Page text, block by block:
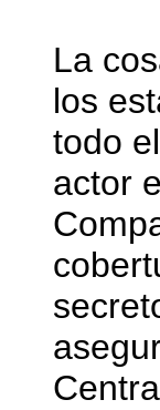
La
los
todo
actor